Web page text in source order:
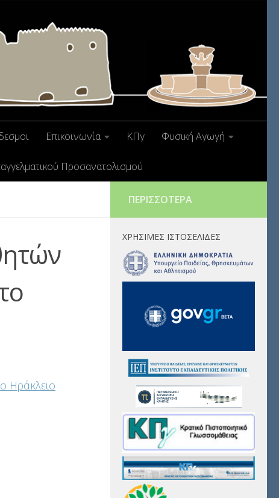
Επικοινωνία ΚΠγ Φυσική Αγωγή
Προσανατολισμού
Ηράκλειο
ΠΕΡΙΣΣΌΤΕΡΑ
ΧΡΉΣΙΜΕΣ ΙΣΤΟΣΕΛΊΔΕΣ